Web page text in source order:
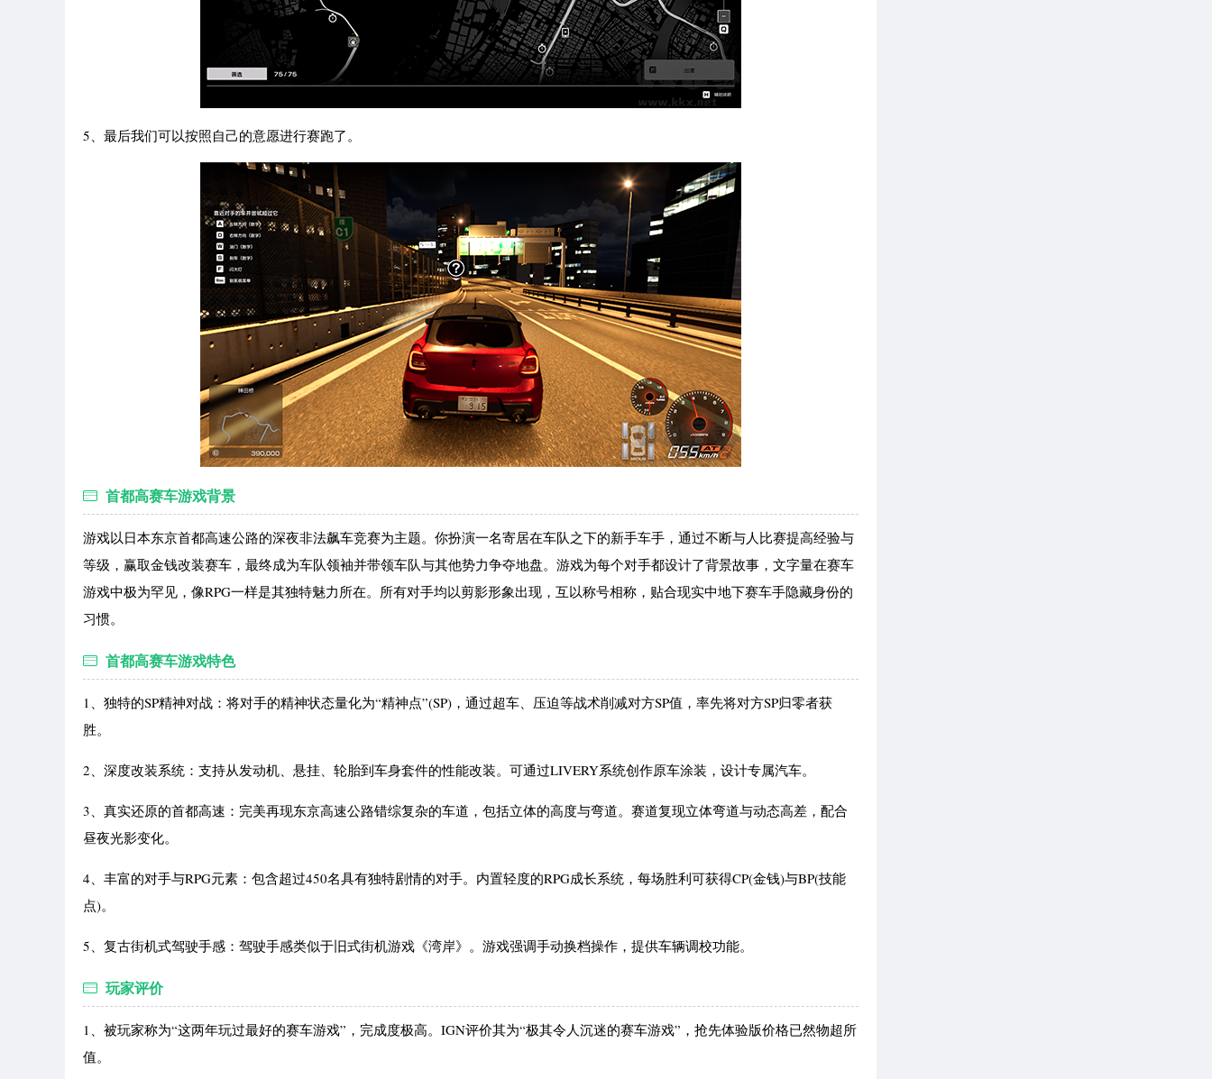
5、最后我们可以按照自己的意愿进行赛跑了。
首都高赛车游戏背景
游戏以日本东京首都高速公路的深夜非法飙车竞赛为主题。你扮演一名寄居在车队之下的新手车手，通过不断与人比赛提高经验与
等级，赢取金钱改装赛车，最终成为车队领袖并带领车队与其他势力争夺地盘。游戏为每个对手都设计了背景故事，文字量在赛车
游戏中极为罕见，像RPG一样是其独特魅力所在。所有对手均以剪影形象出现，互以称号相称，贴合现实中地下赛车手隐藏身份的
习惯。
首都高赛车游戏特色
1、独特的SP精神对战：将对手的精神状态量化为“精神点”(SP)，通过超车、压迫等战术削减对方SP值，率先将对方SP归零者获
胜。
2、深度改装系统：支持从发动机、悬挂、轮胎到车身套件的性能改装。可通过LIVERY系统创作原车涂装，设计专属汽车。
3、真实还原的首都高速：完美再现东京高速公路错综复杂的车道，包括立体的高度与弯道。赛道复现立体弯道与动态高差，配合
昼夜光影变化。
4、丰富的对手与RPG元素：包含超过450名具有独特剧情的对手。内置轻度的RPG成长系统，每场胜利可获得CP(金钱)与BP(技能
点)。
5、复古街机式驾驶手感：驾驶手感类似于旧式街机游戏《湾岸》。游戏强调手动换档操作，提供车辆调校功能。
玩家评价
1、被玩家称为“这两年玩过最好的赛车游戏”，完成度极高。IGN评价其为“极其令人沉迷的赛车游戏”，抢先体验版价格已然物超所
值。